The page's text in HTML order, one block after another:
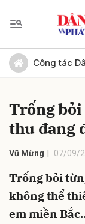
Công tác
Trống
thu đang
Vũ Mừng 07/09/
Trống bỏi
không thể
em miền
Gửi bình luận